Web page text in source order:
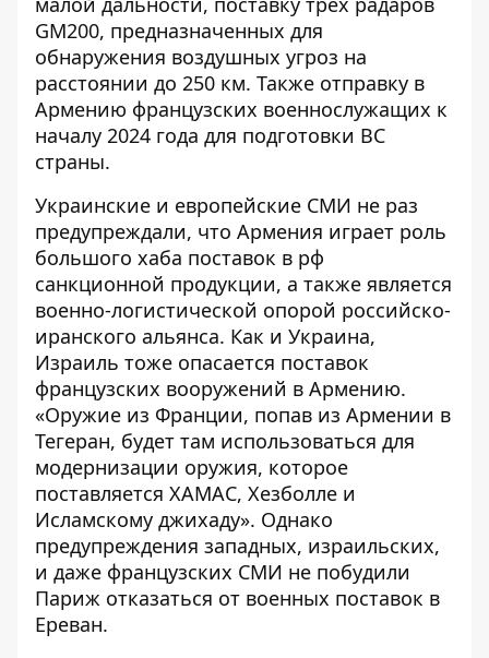
GM200, предназначенных для
обнаружения воздушных угроз на
расстоянии до 250 км. Также отправку в
Армению французских военнослужащих к
началу 2024 года для подготовки ВС
страны.
Украинские и европейские СМИ не раз
предупреждали, что Армения играет роль
большого хаба поставок в рф
санкционной продукции, а также является
военно-логистической опорой российско-
иранского альянса. Как и Украина,
Израиль тоже опасается поставок
французских вооружений в Армению.
«Оружие из Франции, попав из Армении в
Тегеран, будет там использоваться для
модернизации оружия, которое
поставляется ХАМАС, Хезболле и
Исламскому джихаду». Однако
предупреждения западных, израильских,
и даже французских СМИ не побудили
Париж отказаться от военных поставок в
Ереван.